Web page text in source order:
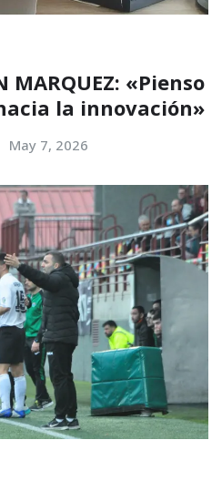
MARQUEZ: «Pienso
la innovación»
May 7, 2026